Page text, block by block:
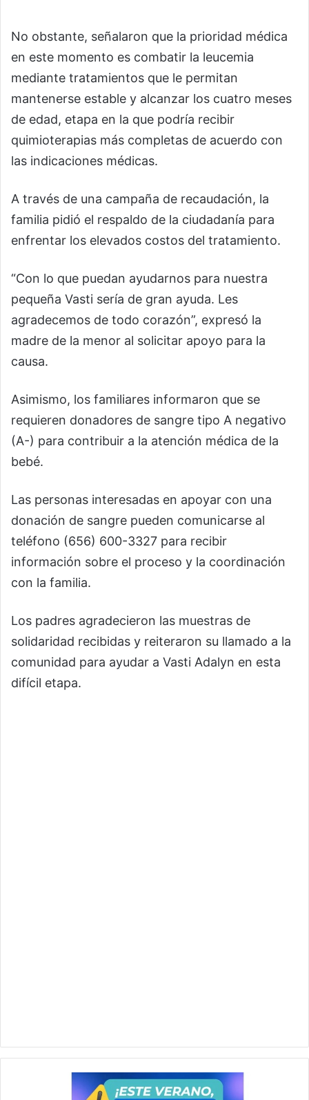
No obstante, señalaron que la prioridad médica
en este momento es combatir la leucemia
mediante tratamientos que le permitan
mantenerse estable y alcanzar los cuatro meses
de edad, etapa en la que podría recibir
quimioterapias más completas de acuerdo con
las indicaciones médicas.
A través de una campaña de recaudación, la
familia pidió el respaldo de la ciudadanía para
enfrentar los elevados costos del tratamiento.
“Con lo que puedan ayudarnos para nuestra
pequeña Vasti sería de gran ayuda. Les
agradecemos de todo corazón”, expresó la
madre de la menor al solicitar apoyo para la
causa.
Asimismo, los familiares informaron que se
requieren donadores de sangre tipo A negativo
(A-) para contribuir a la atención médica de la
bebé.
Las personas interesadas en apoyar con una
donación de sangre pueden comunicarse al
teléfono (656) 600-3327 para recibir
información sobre el proceso y la coordinación
con la familia.
Los padres agradecieron las muestras de
solidaridad recibidas y reiteraron su llamado a la
comunidad para ayudar a Vasti Adalyn en esta
difícil etapa.